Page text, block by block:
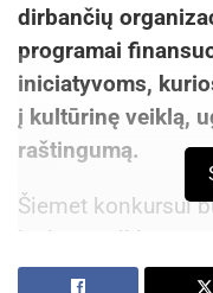
dirbančių
programai
iniciatyvoms,
į kultūrinę veiklą,
raštingumą.
Šiemet konkursui
ir viena veiklos
komisijos narių